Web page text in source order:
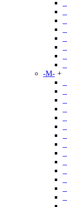
-M- +